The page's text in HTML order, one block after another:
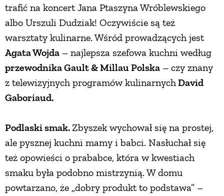
trafić na koncert Jana Ptaszyna Wróblewskiego
albo Urszuli Dudziak! Oczywiście są też
warsztaty kulinarne. Wśród prowadzących jest
Agata Wojda – najlepsza szefowa kuchni według
przewodnika Gault & Millau Polska – czy znany
z telewizyjnych programów kulinarnychDavid
Gaboriaud.
Podlaski smak.Zbyszek wychował się na prostej,
ale pysznej kuchni mamy i babci. Nasłuchał się
też opowieści o prababce, która w kwestiach
smaku była podobno mistrzynią. W domu
powtarzano, że „dobry produkt to podstawa” –